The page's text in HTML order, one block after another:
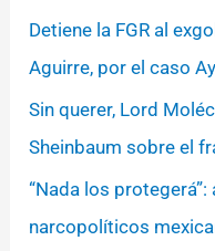
Detiene la FGR al
Aguirre, por el caso
Sin querer, Lord
Sheinbaum sobre el
“Nada los protegerá”:
narcopolíticos